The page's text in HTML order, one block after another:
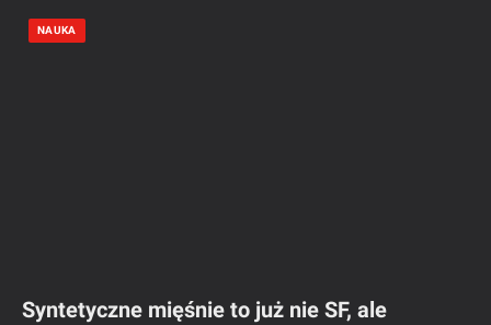
NAUKA
Syntetyczne mięśnie to już nie SF, ale